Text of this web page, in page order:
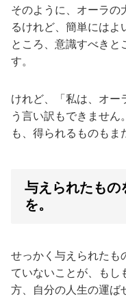
そのように、オーラの
るけれど、簡単にはよ
ところ、意識すべきと
す。
けれど、「私は、オー
う言い訳もできません
も、得られるものもま
与えられたもの
を。
せっかく与えられたも
ていないことが、もし
方、自分の人生の運ば